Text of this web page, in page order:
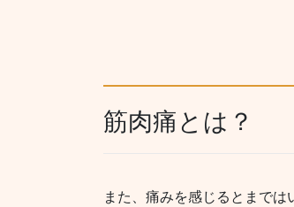
筋肉痛とは？
また、痛みを感じるとまで